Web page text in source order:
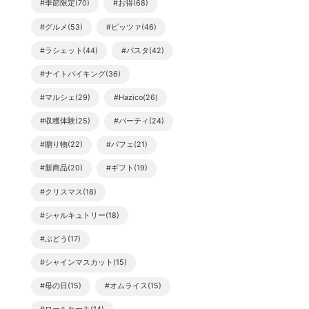
#季節限定(70) #お得(68)
#グルメ(53) #ピッツァ(46)
#ラシェット(44) #パスタ(42)
#ナイトバイキング(36)
#マルシェ(29) #Hazico(26)
#収穫体験(25) #パーティ(24)
#贈り物(22) #パフェ(21)
#新商品(20) #ギフト(19)
#クリスマス(18)
#シャルキュトリー(18)
#ぶどう(17)
#シャインマスカット(15)
#母の日(15) #オムライス(15)